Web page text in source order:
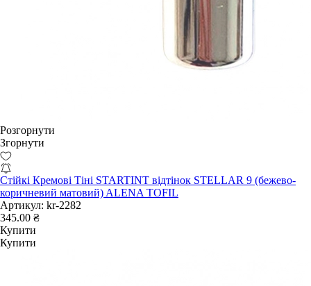
Розгорнути
Згорнути
Стійкі Кремові Тіні STARTINT відтінок STELLAR 9 (бежево-
коричневий матовий) ALENA TOFIL
Артикул: kr-2282
345.00 ₴
Купити
Купити